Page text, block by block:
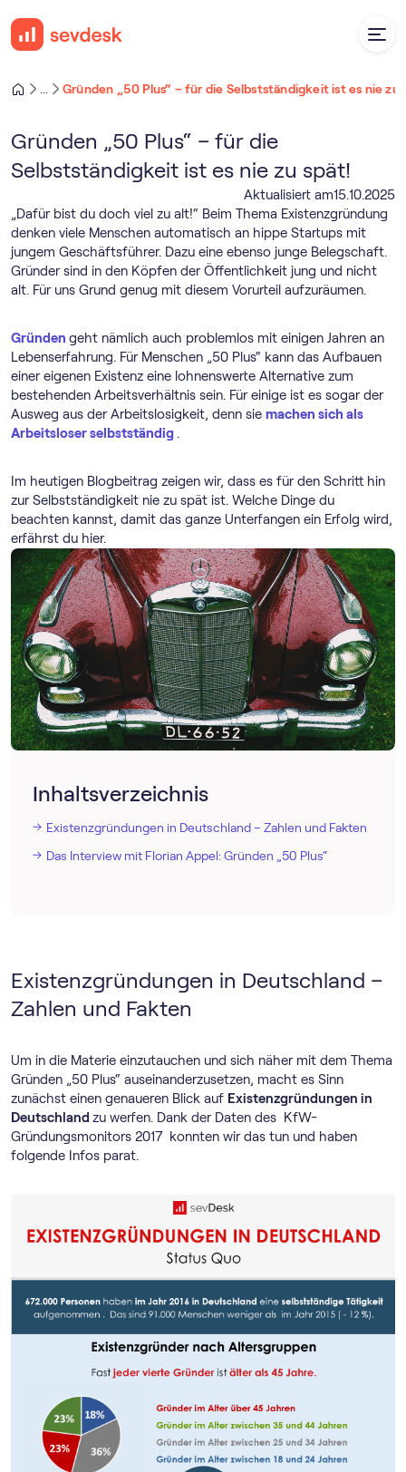
Gründen „50 Plus“ – für die Selbstständigkeit ist es nie zu
Gründen „50 Plus“ – für die
Selbstständigkeit ist es nie zu spät!
Aktualisiert am15.10.2025
„Dafür bist du doch viel zu alt!“ Beim Thema Existenzgründung
denken viele Menschen automatisch an hippe Startups mit
jungem Geschäftsführer. Dazu eine ebenso junge Belegschaft.
Gründer sind in den Köpfen der Öffentlichkeit jung und nicht
alt. Für uns Grund genug mit diesem Vorurteil aufzuräumen.
Gründen geht nämlich auch problemlos mit einigen Jahren an
Lebenserfahrung. Für Menschen „50 Plus“ kann das Aufbauen
einer eigenen Existenz eine lohnenswerte Alternative zum
bestehenden Arbeitsverhältnis sein. Für einige ist es sogar der
Ausweg aus der Arbeitslosigkeit, denn sie machen sich als
Arbeitsloser selbstständig .
Im heutigen Blogbeitrag zeigen wir, dass es für den Schritt hin
zur Selbstständigkeit nie zu spät ist. Welche Dinge du
beachten kannst, damit das ganze Unterfangen ein Erfolg wird,
erfährst du hier.
Inhaltsverzeichnis
Existenzgründungen in Deutschland – Zahlen und Fakten
Das Interview mit Florian Appel: Gründen „50 Plus“
Existenzgründungen in Deutschland –
Zahlen und Fakten
Um in die Materie einzutauchen und sich näher mit dem Thema
Gründen „50 Plus“ auseinanderzusetzen, macht es Sinn
zunächst einen genaueren Blick auf Existenzgründungen in
Deutschland zu werfen. Dank der Daten des KfW-
Gründungsmonitors 2017 konnten wir das tun und haben
folgende Infos parat.